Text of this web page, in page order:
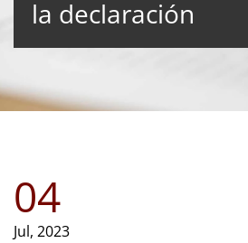
la declaración
04
Jul, 2023